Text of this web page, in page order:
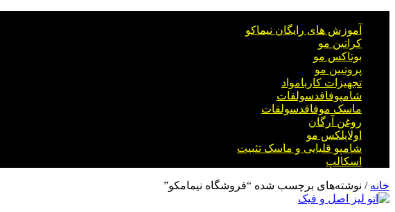
آموزش های رایگان نیماکو
کراتین مو
بوتاکس مو
پروتیین مو
تجهیزات کاربامواد
شامپوفاقدسولفات
ماسک موفاقدسولفات
روغن آرگان
اولاپلکس مو
شامپو قلیایی و ماسک تثبیت
اسکالپ
خانه / نوشته‌های برچسب شده “فروشگاه نیمامکو”